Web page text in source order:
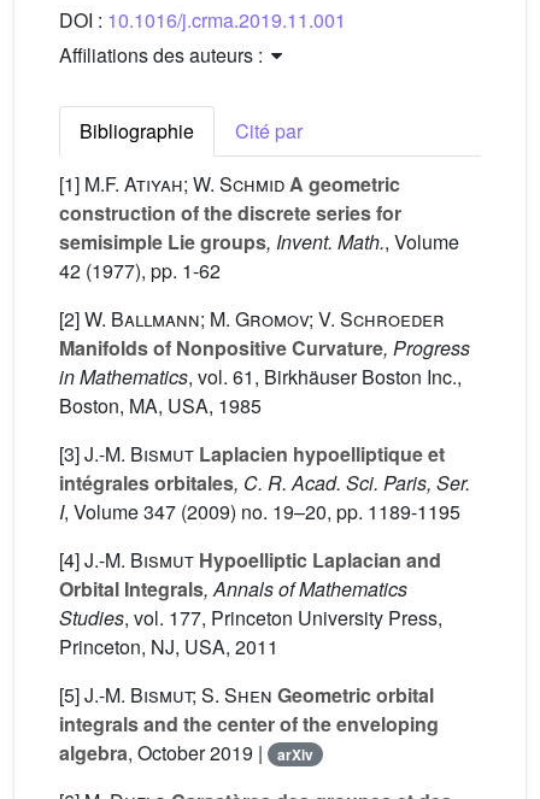
DOI : 10.1016/j.crma.2019.11.001
Affiliations des auteurs :
Bibliographie
Cité par
[1] M.F. Atiyah; W. SchmidA geometric
construction of the discrete series for
semisimple Lie groups, Invent. Math., Volume
42 (1977), pp. 1-62
[2]W. Ballmann; M. Gromov; V. Schroeder
Manifolds of Nonpositive Curvature, Progress
in Mathematics, vol. 61, Birkhäuser Boston Inc.,
Boston, MA, USA, 1985
[3]J.-M. Bismut Laplacien hypoelliptique et
intégrales orbitales, C. R. Acad. Sci. Paris, Ser.
I, Volume 347 (2009) no. 19–20, pp. 1189-1195
[4]J.-M. Bismut Hypoelliptic Laplacian and
Orbital Integrals, Annals of Mathematics
Studies, vol. 177, Princeton University Press,
Princeton, NJ, USA, 2011
[5]J.-M. Bismut; S. Shen Geometric orbital
integrals and the center of the enveloping
algebra, October 2019 | arXiv